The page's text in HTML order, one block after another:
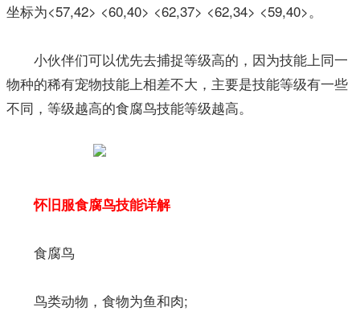
坐标为<57,42> <60,40> <62,37> <62,34> <59,40>。
小伙伴们可以优先去捕捉等级高的，因为技能上同一
物种的稀有宠物技能上相差不大，主要是技能等级有一些
不同，等级越高的食腐鸟技能等级越高。
怀旧服食腐鸟技能详解
食腐鸟
鸟类动物，食物为鱼和肉;